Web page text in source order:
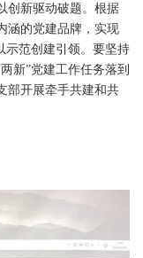
创新驱动破题。根据
涵的党建品牌，实现
示范创建引领。要坚持
新”党建工作任务落到
部开展牵手共建和共